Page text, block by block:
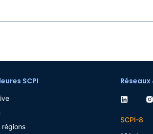
SCPI
régions
SCPI-8